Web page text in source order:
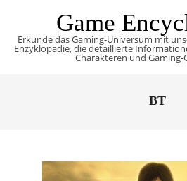
content
Game
Erkunde das Gaming-Universum mit
Enzyklopädie, die detaillierte
Charakteren und Gaming-
BT